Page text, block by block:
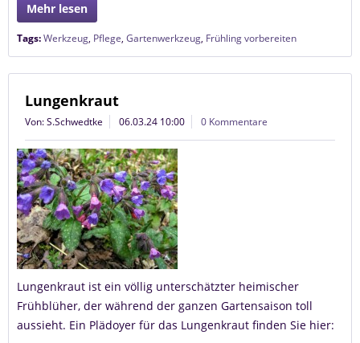
Mehr lesen
Tags:Werkzeug, Pflege, Gartenwerkzeug, Frühling vorbereiten
Lungenkraut
Von: S.Schwedtke 06.03.24 10:00 0 Kommentare
Lungenkraut ist ein völlig unterschätzter heimischer
Frühblüher, der während der ganzen Gartensaison toll
aussieht. Ein Plädoyer für das Lungenkraut finden Sie hier: